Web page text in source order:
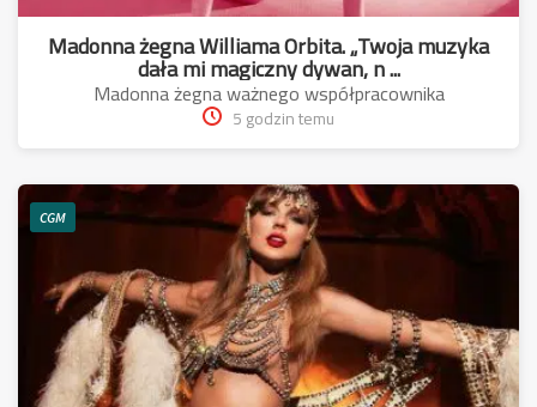
Madonna żegna Williama Orbita. „Twoja muzyka
dała mi magiczny dywan, n ...
Madonna żegna ważnego współpracownika
5 godzin temu
CGM